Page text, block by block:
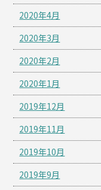
2020年4月
2020年3月
2020年2月
2020年1月
2019年12月
2019年11月
2019年10月
2019年9月